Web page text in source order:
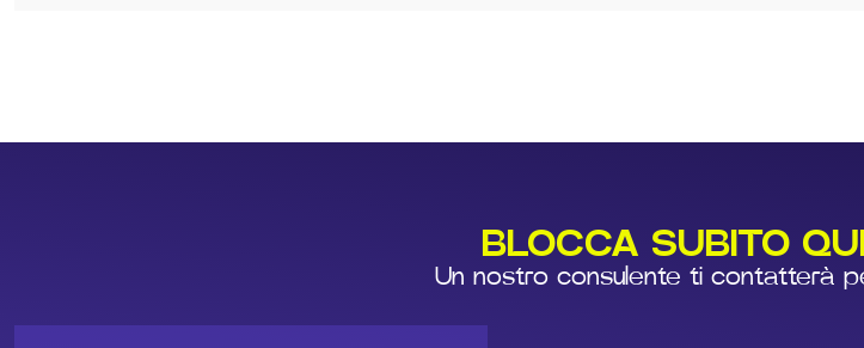
BLOCCA SUBITO
Un nostro consulente ti contatterà